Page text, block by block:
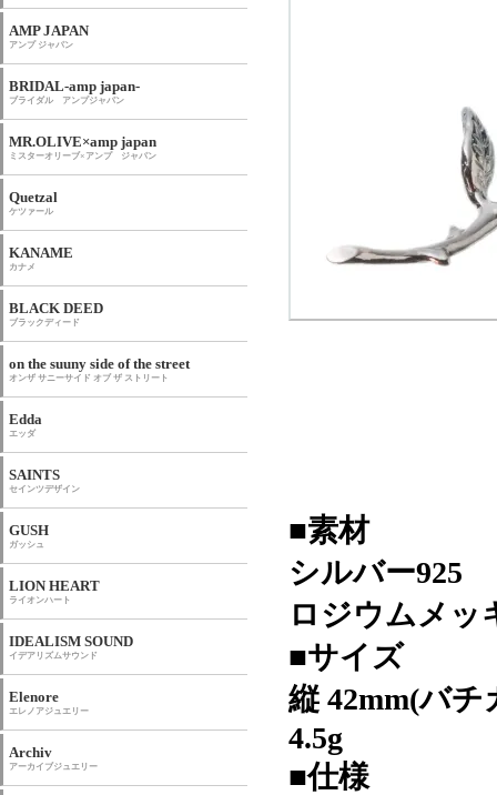
■素材
シルバー925
ロジウムメッ
■サイズ
縦 42mm(バチ
4.5g
■仕様
AMP JAPAN
アンプ ジャパン
BRIDAL-amp japan-
ブライダル アンプジャパン
MR.OLIVE×amp japan
ミスターオリーブ×アンプ ジャパン
Quetzal
ケツァール
KANAME
カナメ
BLACK DEED
ブラックディード
on the suuny side of the street
オンザ サニーサイド オブ ザ ストリート
Edda
エッダ
SAINTS
セインツデザイン
GUSH
ガッシュ
LION HEART
ライオンハート
IDEALISM SOUND
イデアリズムサウンド
Elenore
エレノアジュエリー
Archiv
アーカイブジュエリー